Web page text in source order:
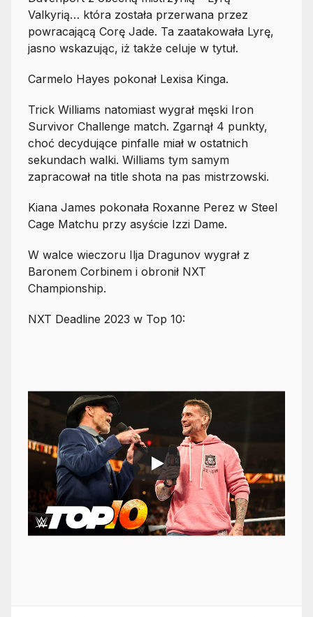
Valkyrią… która została przerwana przez
powracającą Corę Jade. Ta zaatakowała Lyrę,
jasno wskazując, iż także celuje w tytuł.
Carmelo Hayes pokonał Lexisa Kinga.
Trick Williams natomiast wygrał męski Iron
Survivor Challenge match. Zgarnął 4 punkty,
choć decydujące pinfalle miał w ostatnich
sekundach walki. Williams tym samym
zapracował na title shota na pas mistrzowski.
Kiana James pokonała Roxanne Perez w Steel
Cage Matchu przy asyście Izzi Dame.
W walce wieczoru Ilja Dragunov wygrał z
Baronem Corbinem i obronił NXT
Championship.
NXT Deadline 2023 w Top 10: